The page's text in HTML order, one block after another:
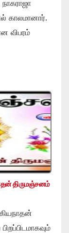
காலமானார்.
விபரம்
திருமஞ்சனம்